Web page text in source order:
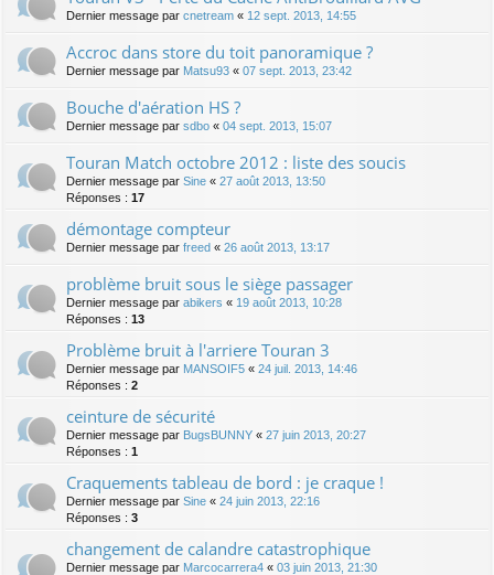
Dernier message par cnetream « 12 sept. 2013, 14:55
Accroc dans store du toit panoramique ?
Dernier message par Matsu93 « 07 sept. 2013, 23:42
Bouche d'aération HS ?
Dernier message par sdbo « 04 sept. 2013, 15:07
Touran Match octobre 2012 : liste des soucis
Dernier message par Sine « 27 août 2013, 13:50
Réponses : 17
démontage compteur
Dernier message par freed « 26 août 2013, 13:17
problème bruit sous le siège passager
Dernier message par abikers « 19 août 2013, 10:28
Réponses : 13
Problème bruit à l'arriere Touran 3
Dernier message par MANSOIF5 « 24 juil. 2013, 14:46
Réponses : 2
ceinture de sécurité
Dernier message par BugsBUNNY « 27 juin 2013, 20:27
Réponses : 1
Craquements tableau de bord : je craque !
Dernier message par Sine « 24 juin 2013, 22:16
Réponses : 3
changement de calandre catastrophique
Dernier message par Marcocarrera4 « 03 juin 2013, 21:30